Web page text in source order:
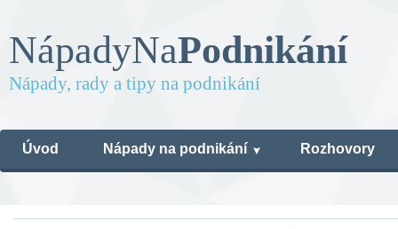
NápadyNaPodnikání
Nápady, rady a tipy na podnikání
Úvod Nápady na podnikání Rozhovory